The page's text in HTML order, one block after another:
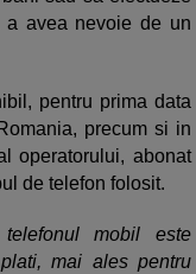
a avea nevoie de un
pentru prima data
precum si in
operatorului, abonat
de telefon folosit.
mobil este
mai ales pentru